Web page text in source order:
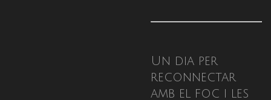
Un dia per
reconnectar
amb el foc i les